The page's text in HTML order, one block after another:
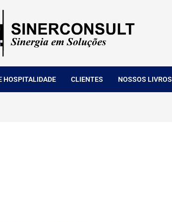
HOSPITALIDADE CLIENTES NOSSOS LIVROS